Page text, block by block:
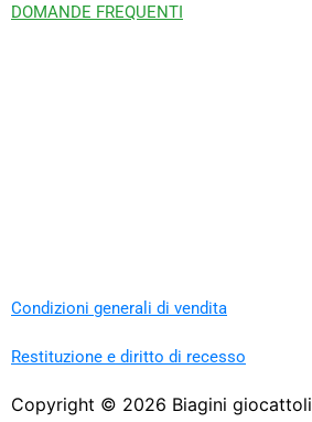
DOMANDE FREQUENTI
Condizioni generali di vendita
Restituzione e diritto di recesso
Copyright © 2026 Biagini